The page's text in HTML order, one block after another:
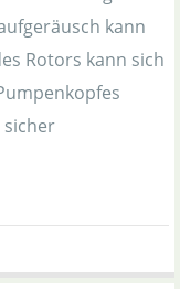
kann
Rotors kann sich